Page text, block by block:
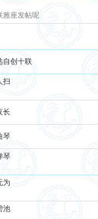
雅座发帖呢
自创十联
扫
长
琴
琴
为
池